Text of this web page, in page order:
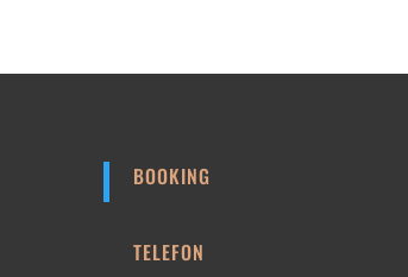
BOOKING
TELEFON